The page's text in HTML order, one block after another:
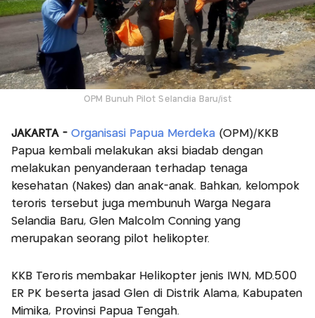
OPM Bunuh Pilot Selandia Baru/ist
JAKARTA - Organisasi Papua Merdeka (OPM)/KKB
Papua kembali melakukan aksi biadab dengan
melakukan penyanderaan terhadap tenaga
kesehatan (Nakes) dan anak-anak. Bahkan, kelompok
teroris tersebut juga membunuh Warga Negara
Selandia Baru, Glen Malcolm Conning yang
merupakan seorang pilot helikopter.
KKB Teroris membakar Helikopter jenis IWN, MD.500
ER PK beserta jasad Glen di Distrik Alama, Kabupaten
Mimika, Provinsi Papua Tengah.